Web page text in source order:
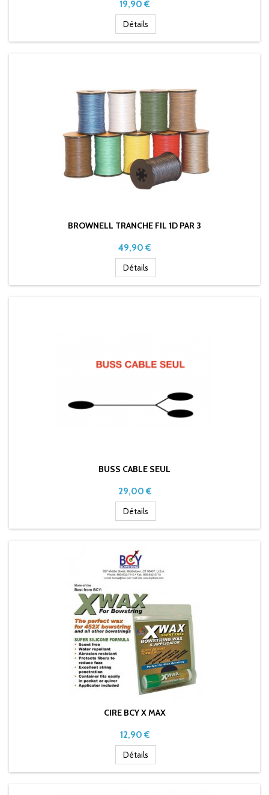
Prix
19,90 €
Détails
BROWNELL TRANCHE FIL 1D PAR 3
Prix
49,90 €
Détails
BUSS CABLE SEUL
Prix
29,00 €
Détails
CIRE BCY X MAX
Prix
12,90 €
Détails